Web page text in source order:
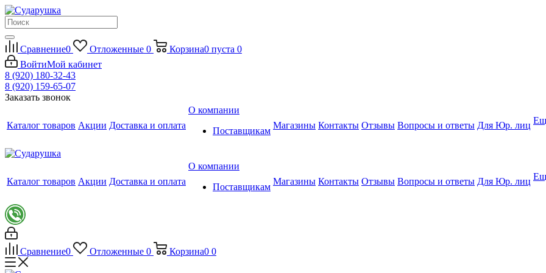
Сравнение0 Отложенные 0 Корзина0 пуста 0
ВойтиМой кабинет
8 (920) 180-32-43
8 (920) 159-65-07
Заказать звонок
Каталог товаров Акции Доставка и оплата
О компании
Поставщикам
Магазины Контакты Отзывы Вопросы и ответы Для Юр. лиц
Каталог товаров Акции Доставка и оплата
О компании
Поставщикам
Магазины Контакты Отзывы Вопросы и ответы Для Юр. лиц
Сравнение0 Отложенные 0 Корзина0 0